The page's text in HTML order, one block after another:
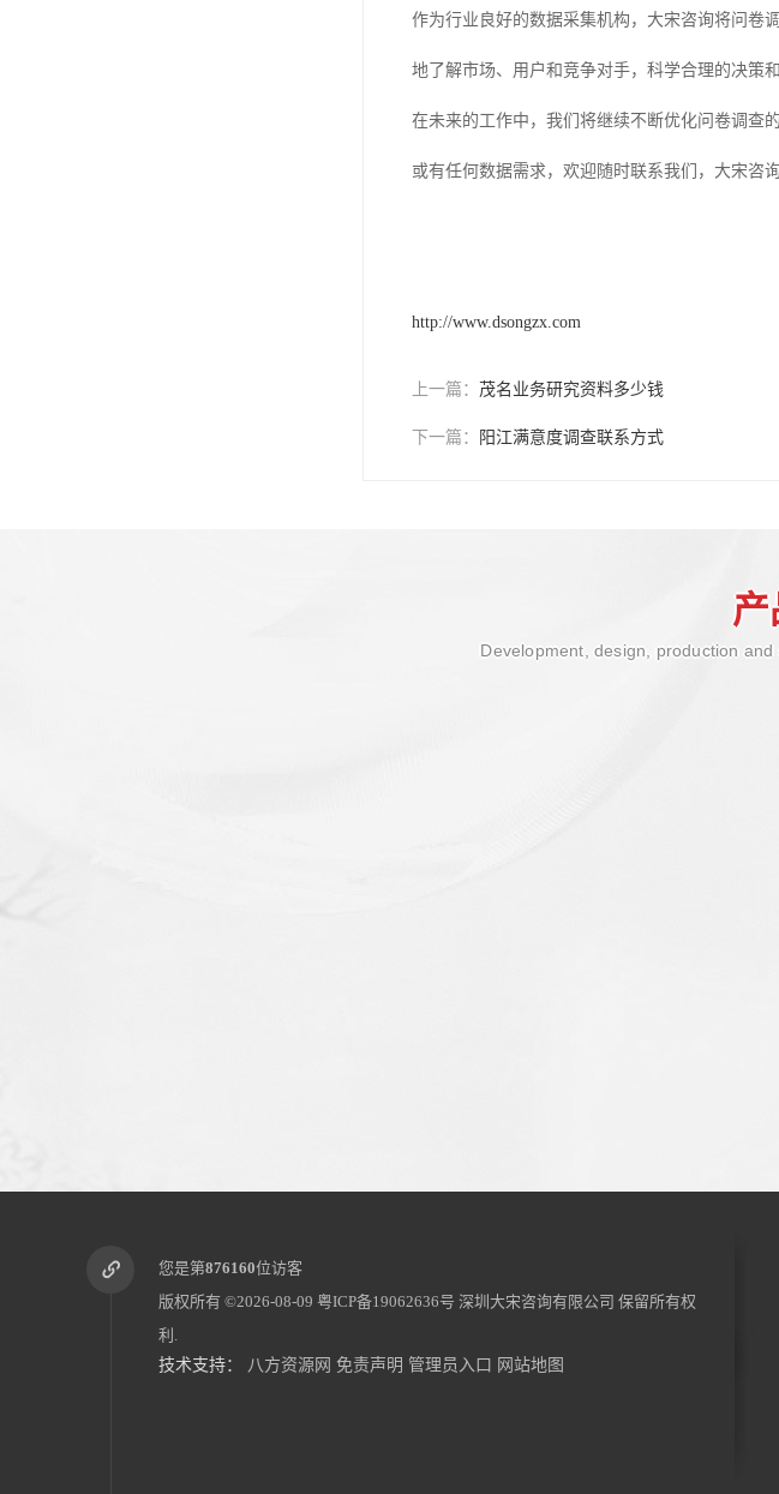
作为行业良好的数据采集机构，大宋咨询将问卷
地了解市场、用户和竞争对手，科学合理的决策和
在未来的工作中，我们将继续不断优化问卷调查
或有任何数据需求，欢迎随时联系我们，大宋咨
http://www.dsongzx.com
上一篇： 茂名业务研究资料多少钱
下一篇： 阳江满意度调查联系方式
产
Development, design, production
您是第876160位访客
版权所有 ©2026-08-09 粤ICP备19062636号 深圳大宋咨询有限公司 保留所有权
利.
技术支持： 八方资源网 免责声明 管理员入口 网站地图